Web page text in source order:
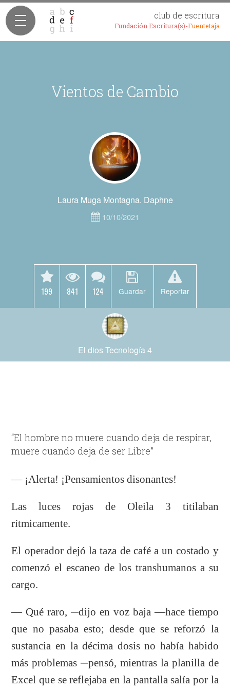
club de escritura
Fundación Escritura(s)-Fuentetaja
Vientos de Cambio
Laura Muga Montagna. Daphne
10/10/2021
199 841 124 Guardar Reportar
El dios Tecnología 4
“El hombre no muere cuando deja de respirar,
muere cuando deja de ser Libre”
— ¡Alerta! ¡Pensamientos disonantes!
Las luces rojas de Oleila 3 titilaban
rítmicamente.
El operador dejó la taza de café a un costado y
comenzó el escaneo de los transhumanos a su
cargo.
— Qué raro, ─dijo en voz baja —hace tiempo
que no pasaba esto; desde que se reforzó la
sustancia en la décima dosis no había habido
más problemas ─pensó, mientras la planilla de
Excel que se reflejaba en la pantalla salía por la